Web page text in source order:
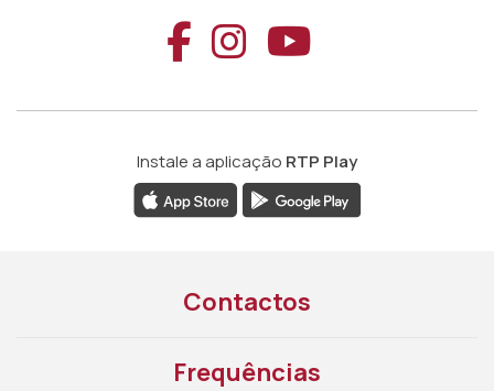
Aceder ao
Aceder ao
Aceder
Instale a aplicação RTP Play
Contactos
Frequências